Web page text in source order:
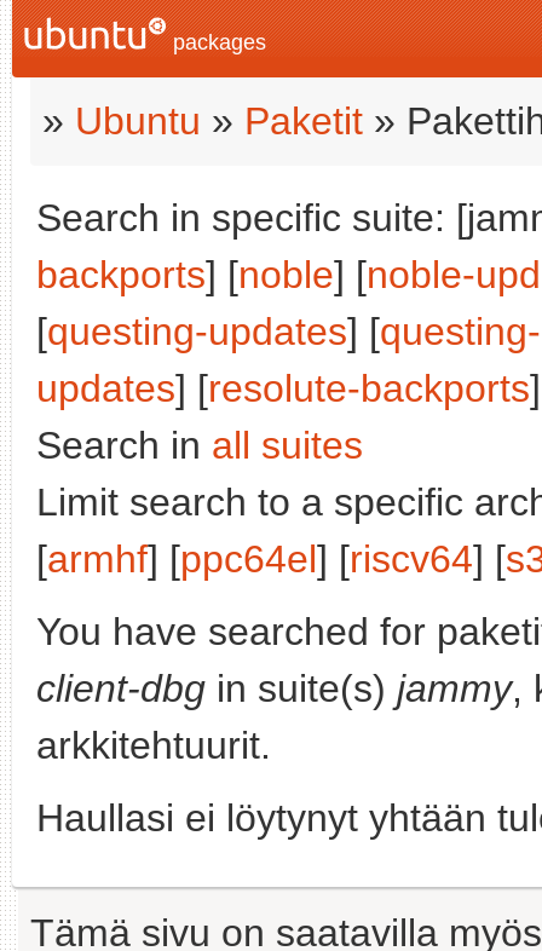
packages
» Ubuntu » Paketit »
Search in specific suite:
backports] [noble] [noble-
[questing-updates] [
updates] [resolute-backports
Search in all suites
Limit search to a specific
[armhf] [ppc64el] [riscv64] [
You have searched for
client-dbg in suite(s) jammy,
arkkitehtuurit.
Haullasi ei löytynyt yhtään
Tämä sivu on saatavilla